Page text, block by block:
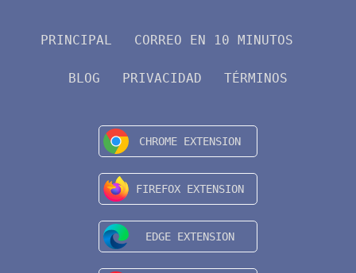
PRINCIPAL CORREO EN 10 MINUTOS
BLOG PRIVACIDAD TÉRMINOS